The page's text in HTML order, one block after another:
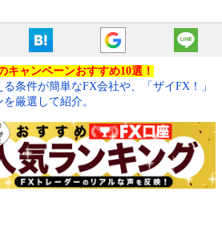
キャンペーンおすすめ10選！
条件が簡単なFX会社や、「ザイFX！」
厳選して紹介。